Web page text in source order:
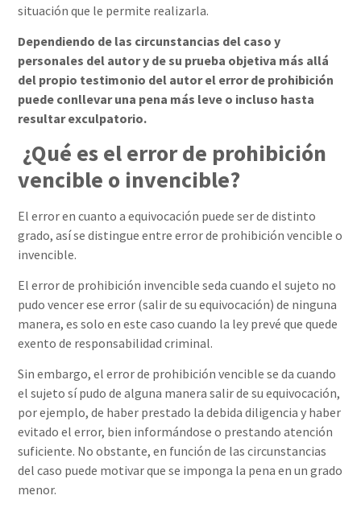
situación que le permite realizarla.
Dependiendo de las circunstancias del caso y
personales del autor y de su prueba objetiva más allá
del propio testimonio del autor el error de prohibición
puede conllevar una pena más leve o incluso hasta
resultar exculpatorio.
¿Qué es el error de prohibición
vencible o invencible?
El error en cuanto a equivocación puede ser de distinto
grado, así se distingue entre error de prohibición vencible o
invencible.
El error de prohibición invencible seda cuando el sujeto no
pudo vencer ese error (salir de su equivocación) de ninguna
manera, es solo en este caso cuando la ley prevé que quede
exento de responsabilidad criminal.
Sin embargo, el error de prohibición vencible se da cuando
el sujeto sí pudo de alguna manera salir de su equivocación,
por ejemplo, de haber prestado la debida diligencia y haber
evitado el error, bien informándose o prestando atención
suficiente. No obstante, en función de las circunstancias
del caso puede motivar que se imponga la pena en un grado
menor.